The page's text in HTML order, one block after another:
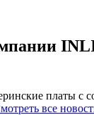
платы с
все